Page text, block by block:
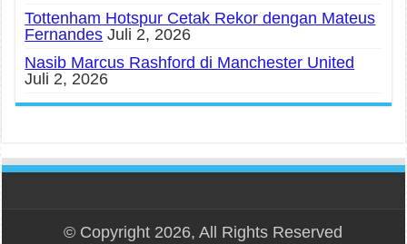
Tottenham Hotspur Cetak Rekor dengan Mateus
Fernandes Juli 2, 2026
Nasib Marcus Rashford di Manchester United
Juli 2, 2026
© Copyright 2026, All Rights Reserved